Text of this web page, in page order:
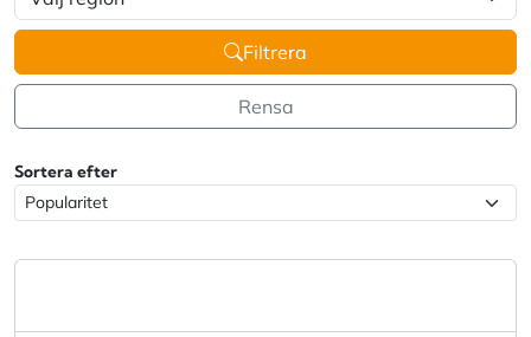
Filtrera
Rensa
Sortera efter